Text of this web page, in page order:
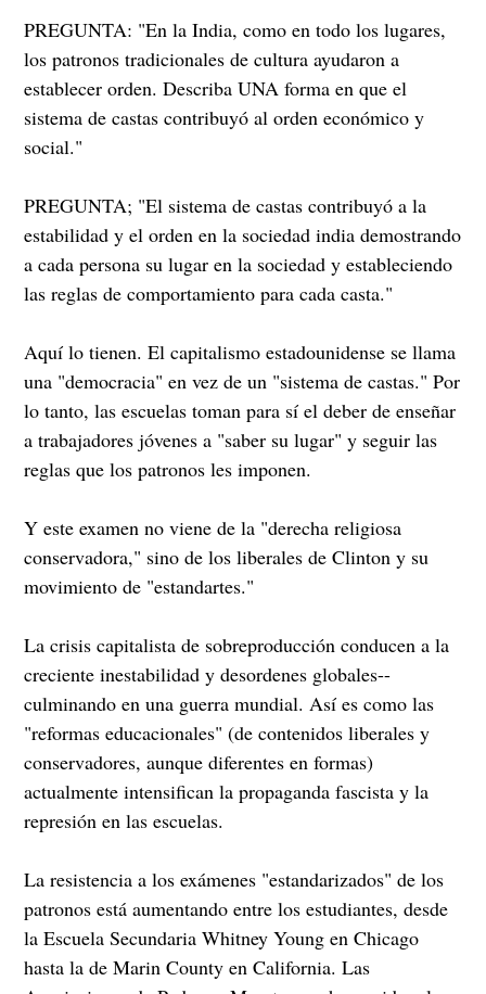
PREGUNTA: "En la India, como en todo los lugares,
los patronos tradicionales de cultura ayudaron a
establecer orden. Describa UNA forma en que el
sistema de castas contribuyó al orden económico y
social."
PREGUNTA; "El sistema de castas contribuyó a la
estabilidad y el orden en la sociedad india demostrando
a cada persona su lugar en la sociedad y estableciendo
las reglas de comportamiento para cada casta."
Aquí lo tienen. El capitalismo estadounidense se llama
una "democracia" en vez de un "sistema de castas." Por
lo tanto, las escuelas toman para sí el deber de enseñar
a trabajadores jóvenes a "saber su lugar" y seguir las
reglas que los patronos les imponen.
Y este examen no viene de la "derecha religiosa
conservadora," sino de los liberales de Clinton y su
movimiento de "estandartes."
La crisis capitalista de sobreproducción conducen a la
creciente inestabilidad y desordenes globales--
culminando en una guerra mundial. Así es como las
"reformas educacionales" (de contenidos liberales y
conservadores, aunque diferentes en formas)
actualmente intensifican la propaganda fascista y la
represión en las escuelas.
La resistencia a los exámenes "estandarizados" de los
patronos está aumentando entre los estudiantes, desde
la Escuela Secundaria Whitney Young en Chicago
hasta la de Marin County en California. Las